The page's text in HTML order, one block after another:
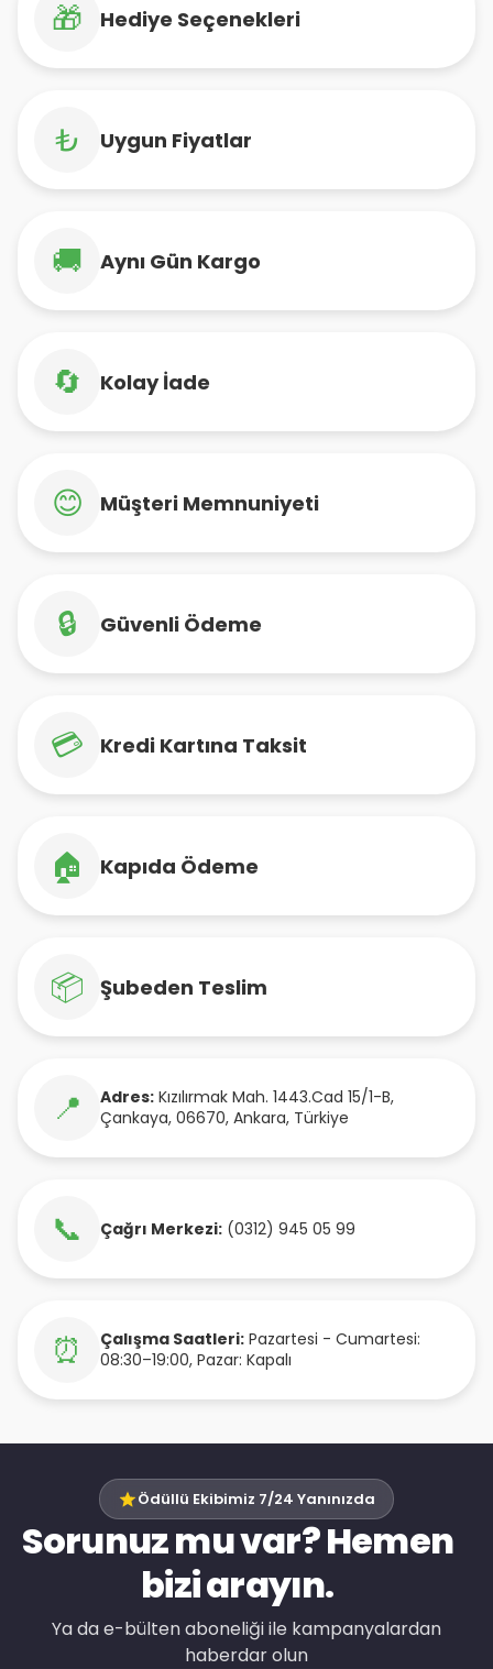
🎁 Hediye Seçenekleri
₺ Uygun Fiyatlar
🚚 Aynı Gün Kargo
🔄 Kolay İade
😊 Müşteri Memnuniyeti
🔒 Güvenli Ödeme
💳 Kredi Kartına Taksit
🏠 Kapıda Ödeme
📦 Şubeden Teslim
📍 Adres: Kızılırmak Mah. 1443.Cad 15/1-B,
Çankaya, 06670, Ankara, Türkiye
📞 Çağrı Merkezi: (0312) 945 05 99
⏰ Çalışma Saatleri: Pazartesi - Cumartesi:
08:30–19:00, Pazar: Kapalı
Ödüllü Ekibimiz 7/24 Yanınızda
Sorunuz mu var? Hemen
bizi arayın.
Ya da e-bülten aboneliği ile kampanyalardan
haberdar olun